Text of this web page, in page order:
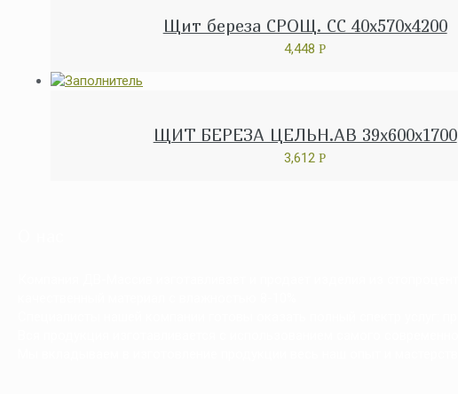
Щит береза СРОЩ. СС 40x570x4200
4,448Р
ЩИТ БЕРЕЗА ЦЕЛЬН.АВ 39x600x1700
3,612Р